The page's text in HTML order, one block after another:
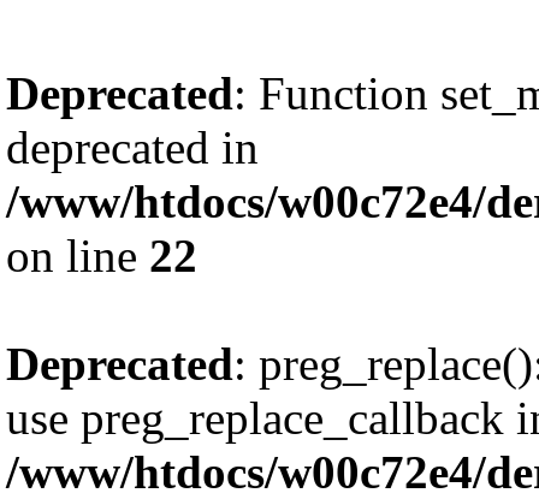
Deprecated: Function
deprecated in
/www/htdocs/w00c72e4/
on line 22
Deprecated:
use preg_replace_callback
/www/htdocs/w00c72e4/